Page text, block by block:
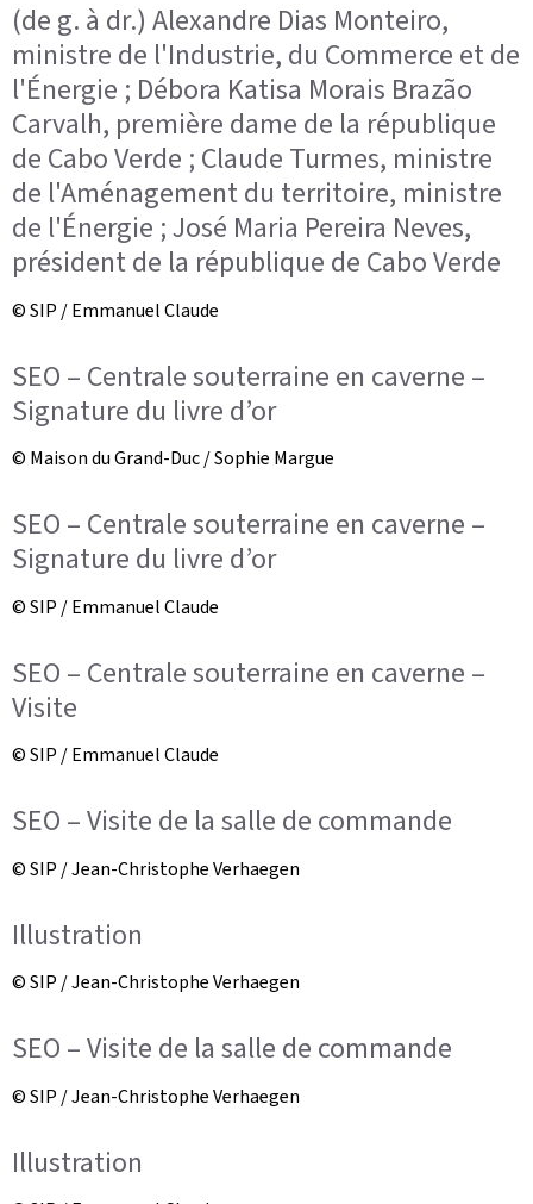
(de g. à dr.) Alexandre Dias Monteiro,
ministre de l'Industrie, du Commerce et de
l'Énergie ; Débora Katisa Morais Brazão
Carvalh, première dame de la république
de Cabo Verde ; Claude Turmes, ministre
de l'Aménagement du territoire, ministre
de l'Énergie ; José Maria Pereira Neves,
président de la république de Cabo Verde
© SIP / Emmanuel Claude
SEO – Centrale souterraine en caverne –
Signature du livre d’or
© Maison du Grand-Duc / Sophie Margue
SEO – Centrale souterraine en caverne –
Signature du livre d’or
© SIP / Emmanuel Claude
SEO – Centrale souterraine en caverne –
Visite
© SIP / Emmanuel Claude
SEO – Visite de la salle de commande
© SIP / Jean-Christophe Verhaegen
Illustration
© SIP / Jean-Christophe Verhaegen
SEO – Visite de la salle de commande
© SIP / Jean-Christophe Verhaegen
Illustration